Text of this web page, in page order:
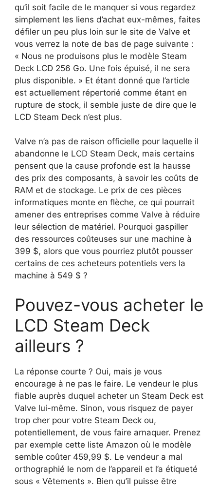
qu’il soit facile de le manquer si vous regardez
simplement les liens d’achat eux-mêmes, faites
défiler un peu plus loin sur le site de Valve et
vous verrez la note de bas de page suivante :
« Nous ne produisons plus le modèle Steam
Deck LCD 256 Go. Une fois épuisé, il ne sera
plus disponible. » Et étant donné que l’article
est actuellement répertorié comme étant en
rupture de stock, il semble juste de dire que le
LCD Steam Deck n’est plus.
Valve n’a pas de raison officielle pour laquelle il
abandonne le LCD Steam Deck, mais certains
pensent que la cause profonde est la hausse
des prix des composants, à savoir les coûts de
RAM et de stockage. Le prix de ces pièces
informatiques monte en flèche, ce qui pourrait
amener des entreprises comme Valve à réduire
leur sélection de matériel. Pourquoi gaspiller
des ressources coûteuses sur une machine à
399 $, alors que vous pourriez plutôt pousser
certains de ces acheteurs potentiels vers la
machine à 549 $ ?
Pouvez-vous acheter le
LCD Steam Deck
ailleurs ?
La réponse courte ? Oui, mais je vous
encourage à ne pas le faire. Le vendeur le plus
fiable auprès duquel acheter un Steam Deck est
Valve lui-même. Sinon, vous risquez de payer
trop cher pour votre Steam Deck ou,
potentiellement, de vous faire arnaquer. Prenez
par exemple cette liste Amazon où le modèle
semble coûter 459,99 $. Le vendeur a mal
orthographié le nom de l’appareil et l’a étiqueté
sous « Vêtements ». Bien qu’il puisse être